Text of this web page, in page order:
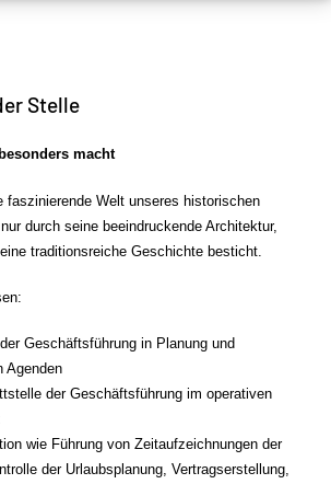
Stelle
macht
faszinierende Welt unseres historischen
durch seine beeindruckende Architektur,
traditionsreiche Geschichte besticht.
Geschäftsführung in Planung und
Agenden
der Geschäftsführung im operativen
wie Führung von Zeitaufzeichnungen der
der Urlaubsplanung, Vertragserstellung,